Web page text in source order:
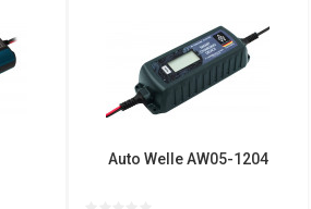
Auto Welle AW05-1204